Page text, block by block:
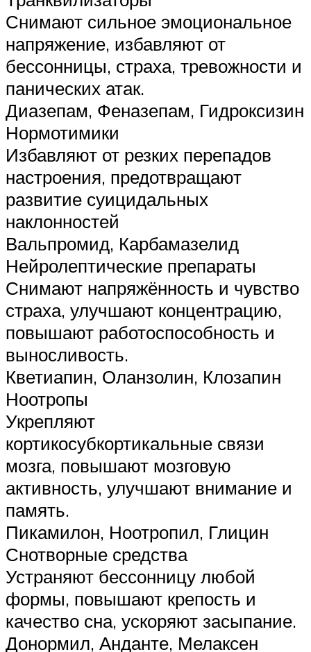
Снимают сильное эмоциональное
напряжение, избавляют от
бессонницы, страха, тревожности и
панических атак.
Диазепам, Феназепам, Гидроксизин
Нормотимики
Избавляют от резких перепадов
настроения, предотвращают
развитие суицидальных
наклонностей
Вальпромид, Карбамазелид
Нейролептические препараты
Снимают напряжённость и чувство
страха, улучшают концентрацию,
повышают работоспособность и
выносливость.
Кветиапин, Оланзолин, Клозапин
Ноотропы
Укрепляют
кортикосубкортикальные связи
мозга, повышают мозговую
активность, улучшают внимание и
память.
Пикамилон, Ноотропил, Глицин
Снотворные средства
Устраняют бессонницу любой
формы, повышают крепость и
качество сна, ускоряют засыпание.
Донормил, Анданте, Мелаксен